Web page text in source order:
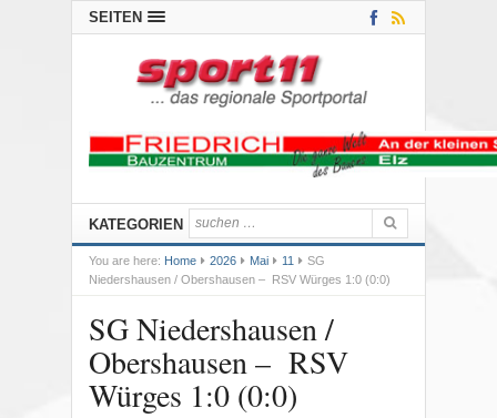
SEITEN
KATEGORIEN
You are here: Home 2026 Mai 11
SG
Niedershausen / Obershausen – RSV Würges 1:0 (0:0)
SG Niedershausen /
Obershausen – RSV
Würges 1:0 (0:0)